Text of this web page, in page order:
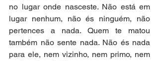
no lugar onde nasceste. Não está em
lugar nenhum, não és ninguém, não
pertences a nada. Quem te matou
também não sente nada. Não és nada
para ele, nem vizinho, nem primo, nem